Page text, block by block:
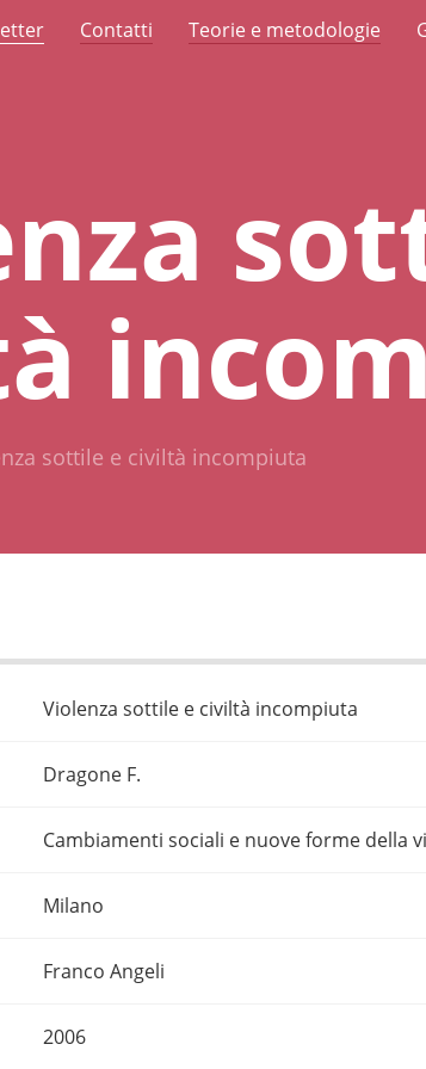
Contatti Teorie e metodologie
sottile e civiltà incompiuta
Violenza sottile e civiltà incompiuta
Dragone F.
Cambiamenti sociali e nuove forme della
Milano
Franco Angeli
2006